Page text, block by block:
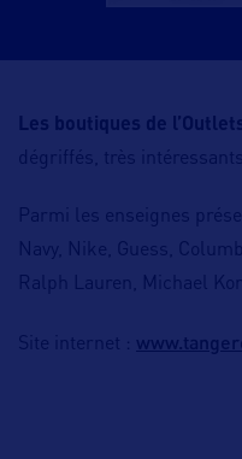
Les boutiques de
dégriffés, très
Parmi les enseignes
Navy, Nike, Guess,
Ralph Lauren, Michael
Site internet :